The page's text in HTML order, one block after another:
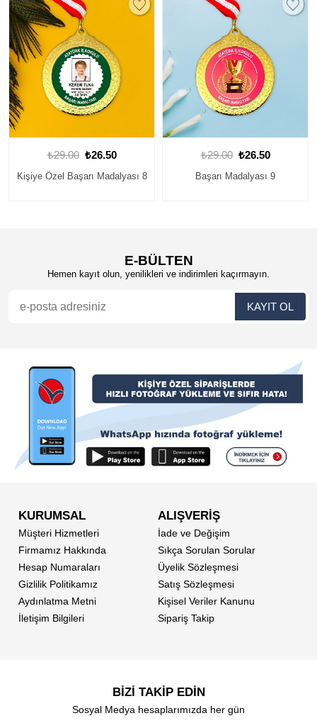
₺29.00 ₺26.50
Kişiye Özel Başarı Madalyası 8
₺29.00 ₺26.50
Başarı Madalyası 9
E-BÜLTEN
Hemen kayıt olun, yenilikleri ve indirimleri kaçırmayın.
KURUMSAL
Müşteri Hizmetleri
Firmamız Hakkında
Hesap Numaraları
Gizlilik Politikamız
Aydınlatma Metni
İletişim Bilgileri
ALIŞVERİŞ
İade ve Değişim
Sıkça Sorulan Sorular
Üyelik Sözleşmesi
Satış Sözleşmesi
Kişisel Veriler Kanunu
Sipariş Takip
BİZİ TAKİP EDİN
Sosyal Medya hesaplarımızda her gün